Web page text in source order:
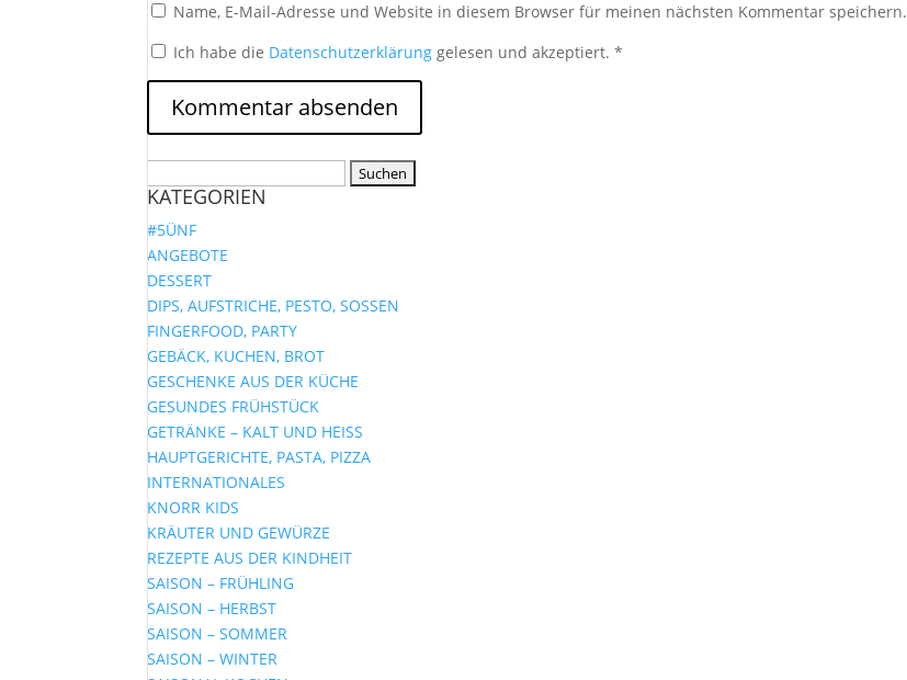
Name, E-Mail-Adresse und Website in diesem Browser für meinen nächsten Kommentar speichern.
Ich habe die Datenschutzerklärunggelesen und akzeptiert. *
nach:
KATEGORIEN
#5ÜNF
ANGEBOTE
DESSERT
DIPS, AUFSTRICHE, PESTO, SOSSEN
FINGERFOOD, PARTY
GEBÄCK, KUCHEN, BROT
GESCHENKE AUS DER KÜCHE
GESUNDES FRÜHSTÜCK
GETRÄNKE – KALT UND HEISS
HAUPTGERICHTE, PASTA, PIZZA
INTERNATIONALES
KNORR KIDS
KRÄUTER UND GEWÜRZE
REZEPTE AUS DER KINDHEIT
SAISON – FRÜHLING
SAISON – HERBST
SAISON – SOMMER
SAISON – WINTER